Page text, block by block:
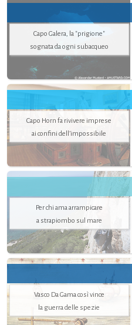
Capo Galera, la "prigione"
sognata da ogni subacqueo
Capo Horn fa rivivere imprese
ai confini dell’impossibile
Per chi ama arrampicare
a strapiombo sul mare
Vasco Da Gama così vince
la guerra delle spezie